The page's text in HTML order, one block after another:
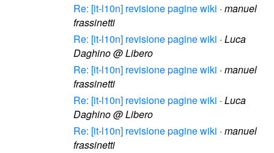
Re: [it-l10n] revisione pagine wiki · manuel
frassinetti
Re: [it-l10n] revisione pagine wiki · Luca
Daghino @ Libero
Re: [it-l10n] revisione pagine wiki · manuel
frassinetti
Re: [it-l10n] revisione pagine wiki · Luca
Daghino @ Libero
Re: [it-l10n] revisione pagine wiki · manuel
frassinetti